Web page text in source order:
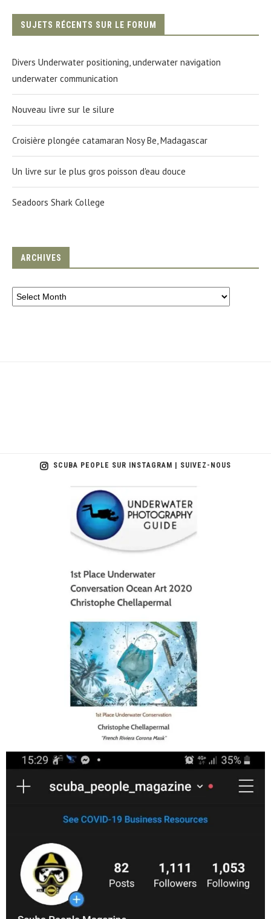
SUJETS RÉCENTS SUR LE FORUM
Divers Underwater positioning, underwater navigation
underwater communication
Nouveau livre sur le silure
Croisière plongée catamaran Nosy Be, Madagascar
Un livre sur le plus gros poisson d'eau douce
Seadoors Shark College
ARCHIVES
SCUBA PEOPLE SUR INSTAGRAM | SUIVEZ-NOUS
scuba_people_magazine
scuba_people_magazine